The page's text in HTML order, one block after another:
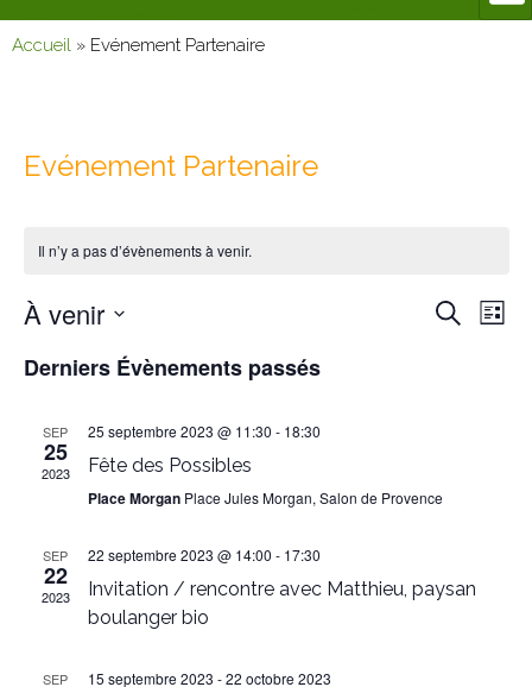
Accueil » Evénement Partenaire
Evénement Partenaire
Il n’y a pas d’évènements à venir.
Recherche
de
Liste
À venir
une
Derniers Évènements passés
SEP
25
2023
25 septembre 2023 @ 11:30 - 18:30
Fête des Possibles
Place Morgan Place Jules Morgan, Salon de Provence
SEP
22
2023
22 septembre 2023 @ 14:00 - 17:30
Invitation / rencontre avec Matthieu, paysan
boulanger bio
SEP 15 septembre 2023 -22 octobre 2023